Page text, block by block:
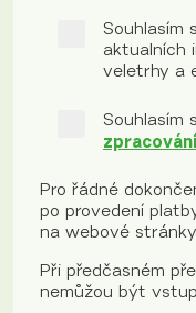
Souhlasím
aktualních
veletrhy a
Souhlasím s
Pro řádné
po provedení
na webové
Při předčasném
nemůžou být